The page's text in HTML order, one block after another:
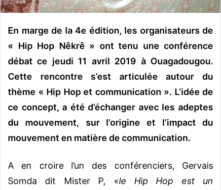
r
e
l
En marge de la 4e édition, les organisateurs de
« Hip Hop Nêkrê » ont tenu une conférence
débat ce jeudi 11 avril 2019 à Ouagadougou.
Cette rencontre s’est articulée autour du
thème « Hip Hop et communication ». L’idée de
ce concept, a été d’échanger avec les adeptes
du mouvement, sur l’origine et l’impact du
mouvement en matière de communication.
A en croire l’un des conférenciers, Gervais
Somda dit Mister P, «le Hip Hop est un